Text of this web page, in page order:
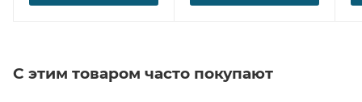
С этим товаром часто покупают